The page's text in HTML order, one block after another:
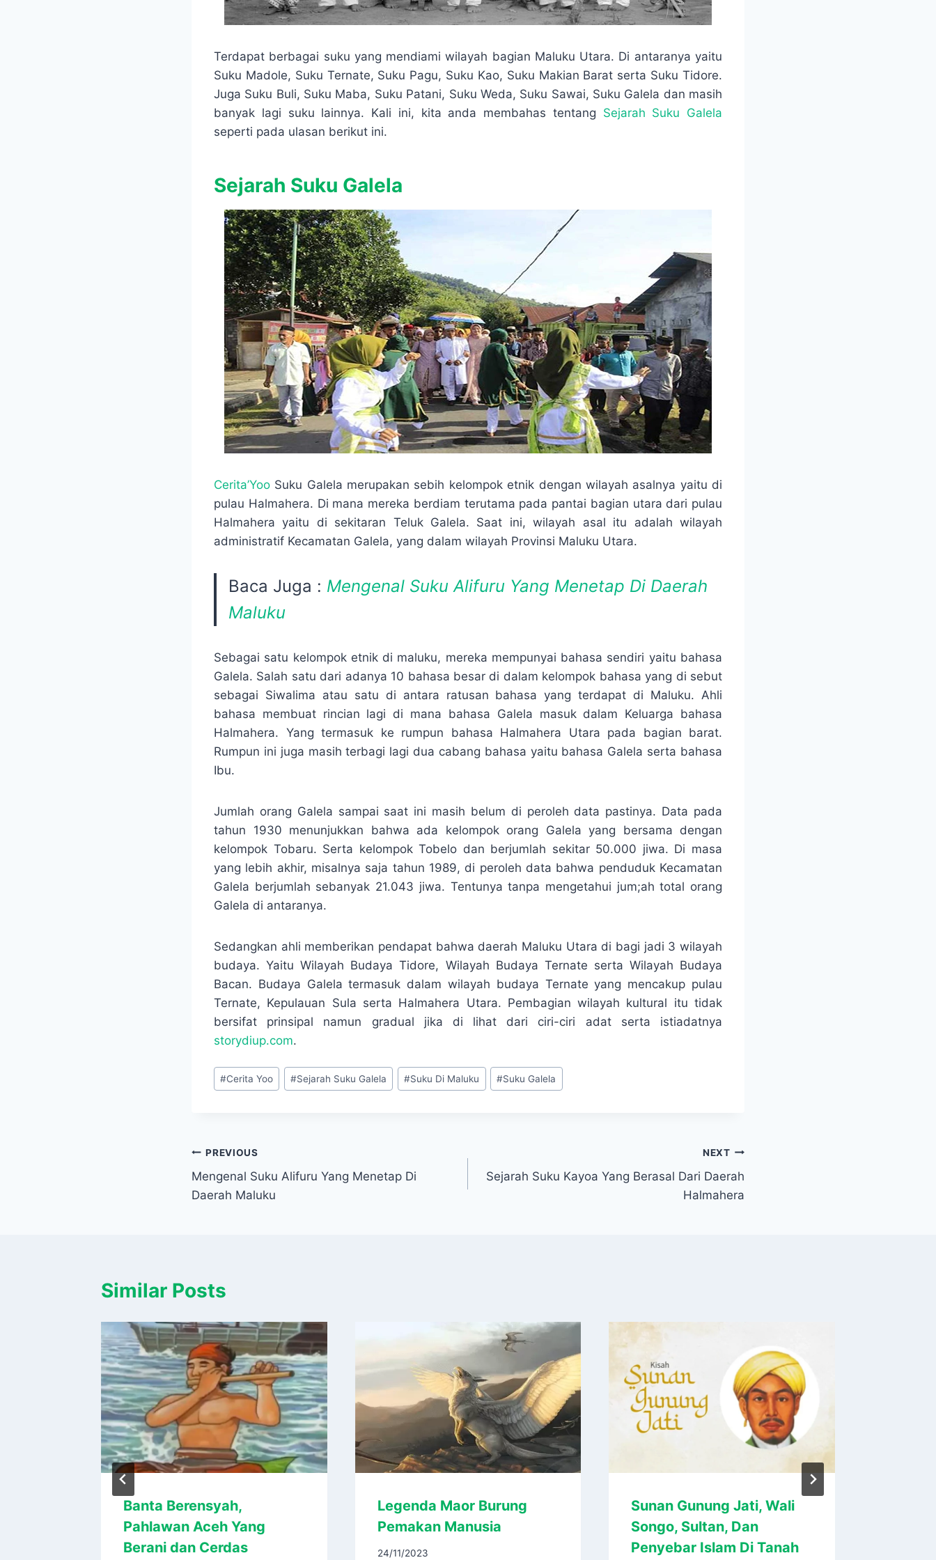
Terdapat berbagai suku yang mendiami wilayah bagian Maluku Utara. Di antaranya yaitu
Suku Madole, Suku Ternate, Suku Pagu, Suku Kao, Suku Makian Barat serta Suku Tidore.
Juga Suku Buli, Suku Maba, Suku Patani, Suku Weda, Suku Sawai, Suku Galela dan masih
banyak lagi suku lainnya. Kali ini, kita anda membahas tentang Sejarah Suku Galela
seperti pada ulasan berikut ini.
Sejarah Suku Galela
Cerita’Yoo Suku Galela merupakan sebih kelompok etnik dengan wilayah asalnya yaitu di
pulau Halmahera. Di mana mereka berdiam terutama pada pantai bagian utara dari pulau
Halmahera yaitu di sekitaran Teluk Galela. Saat ini, wilayah asal itu adalah wilayah
administratif Kecamatan Galela, yang dalam wilayah Provinsi Maluku Utara.
Baca Juga : Mengenal Suku Alifuru Yang Menetap Di Daerah
Maluku
Sebagai satu kelompok etnik di maluku, mereka mempunyai bahasa sendiri yaitu bahasa
Galela. Salah satu dari adanya 10 bahasa besar di dalam kelompok bahasa yang di sebut
sebagai Siwalima atau satu di antara ratusan bahasa yang terdapat di Maluku. Ahli
bahasa membuat rincian lagi di mana bahasa Galela masuk dalam Keluarga bahasa
Halmahera. Yang termasuk ke rumpun bahasa Halmahera Utara pada bagian barat.
Rumpun ini juga masih terbagi lagi dua cabang bahasa yaitu bahasa Galela serta bahasa
Ibu.
Jumlah orang Galela sampai saat ini masih belum di peroleh data pastinya. Data pada
tahun 1930 menunjukkan bahwa ada kelompok orang Galela yang bersama dengan
kelompok Tobaru. Serta kelompok Tobelo dan berjumlah sekitar 50.000 jiwa. Di masa
yang lebih akhir, misalnya saja tahun 1989, di peroleh data bahwa penduduk Kecamatan
Galela berjumlah sebanyak 21.043 jiwa. Tentunya tanpa mengetahui jum;ah total orang
Galela di antaranya.
Sedangkan ahli memberikan pendapat bahwa daerah Maluku Utara di bagi jadi 3 wilayah
budaya. Yaitu Wilayah Budaya Tidore, Wilayah Budaya Ternate serta Wilayah Budaya
Bacan. Budaya Galela termasuk dalam wilayah budaya Ternate yang mencakup pulau
Ternate, Kepulauan Sula serta Halmahera Utara. Pembagian wilayah kultural itu tidak
bersifat prinsipal namun gradual jika di lihat dari ciri-ciri adat serta istiadatnya
storydiup.com.
Post
Tags:
#Cerita Yoo #Sejarah Suku Galela #Suku Di Maluku #Suku Galela
Navigasi
pos
PREVIOUS
Mengenal Suku Alifuru Yang Menetap Di
Daerah Maluku
NEXT
Sejarah Suku Kayoa Yang Berasal Dari Daerah
Halmahera
Similar Posts
Banta Berensyah,
Pahlawan Aceh Yang
Berani dan Cerdas
Legenda Maor Burung
Pemakan Manusia
24/11/2023
Sunan Gunung Jati, Wali
Songo, Sultan, Dan
Penyebar Islam Di Tanah